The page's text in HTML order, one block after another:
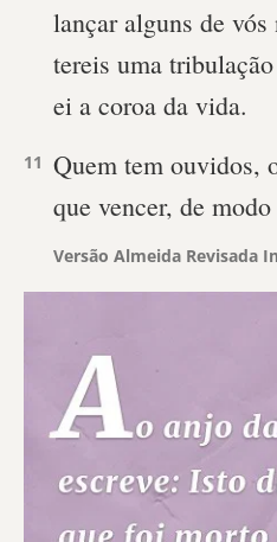
lançar alguns de
tereis uma
ei a coroa da vida.
11 Quem tem ouvidos,
que vencer, de
Versão Almeida Revisada